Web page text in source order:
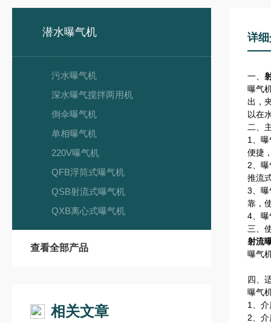
潜水曝气机
污水曝气机
深水曝气搅拌两用机
倒伞曝气机
单相曝气机
220V曝气机
QFB浮筒式曝气机
QSB射流式曝气机
QXB离心式曝气机
查看全部产品
相关文章
详
一、
曝气
出，
以在
二、
1、
便捷
2、
推流
3、
靠，
4、曝
三、
射流
曝气
四、
曝气
1、
2、